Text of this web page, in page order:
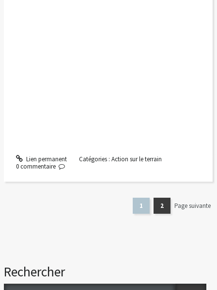
Rechercher
Lien permanent Catégories : Action sur le terrain
0 commentaire
1 2 Page suivante